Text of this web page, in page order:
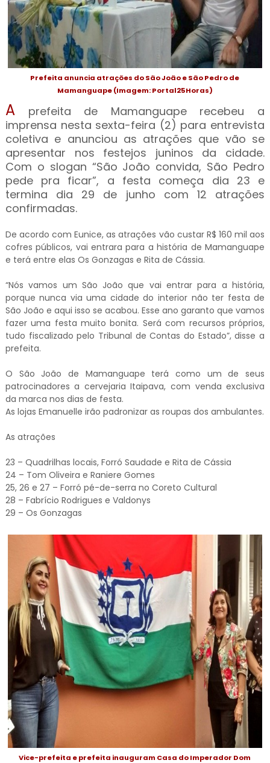
Prefeita anuncia atrações do São João e São Pedro de
Mamanguape (Imagem: Portal25Horas)
Aprefeita de Mamanguape recebeu a
imprensa nesta sexta-feira (2) para entrevista
coletiva e anunciou as atrações que vão se
apresentar nos festejos juninos da cidade.
Com o slogan “São João convida, São Pedro
pede pra ficar”, a festa começa dia 23 e
termina dia 29 de junho com 12 atrações
confirmadas.
De acordo com Eunice, as atrações vão custar R$ 160 mil aos
cofres públicos, vai entrara para a história de Mamanguape
e terá entre elas Os Gonzagas e Rita de Cássia.
“Nós vamos um São João que vai entrar para a história,
porque nunca via uma cidade do interior não ter festa de
São João e aqui isso se acabou. Esse ano garanto que vamos
fazer uma festa muito bonita. Será com recursos próprios,
tudo fiscalizado pelo Tribunal de Contas do Estado”, disse a
prefeita.
O São João de Mamanguape terá como um de seus
patrocinadores a cervejaria Itaipava, com venda exclusiva
da marca nos dias de festa.
As lojas Emanuelle irão padronizar as roupas dos ambulantes.
As atrações
23 – Quadrilhas locais, Forró Saudade e Rita de Cássia
24 – Tom Oliveira e Raniere Gomes
25, 26 e 27 – Forró pé-de-serra no Coreto Cultural
28 – Fabrício Rodrigues e Valdonys
29 – Os Gonzagas
Vice-prefeita e prefeita inauguram Casa do Imperador Dom